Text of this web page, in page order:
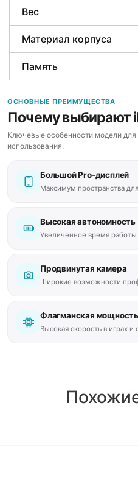
Вес
Материал корпуса
Память
ОСНОВНЫЕ ПРЕИМУЩЕСТВА
Почему выбирают
Ключевые особенности модели
использования.
Большой Pro-дисплей
Максимум пространства
Высокая автономность
Увеличенное время
Продвинутая камера
Широкие возможности
Флагманская мощность
Высокая скорость в играх